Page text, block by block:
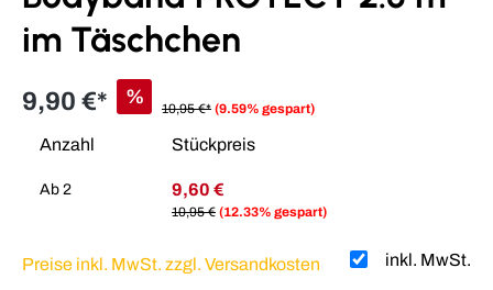
im Täschchen
9,90 €* %
10,95 €* (9.59% gespart)
Anzahl Stückpreis
Ab 2 9,60 €
10,95 € (12.33% gespart)
inkl. MwSt.
Preise inkl. MwSt. zzgl. Versandkosten